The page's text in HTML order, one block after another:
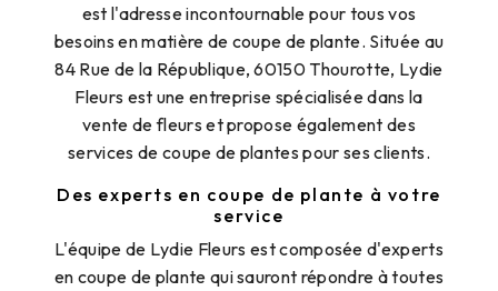
est l'adresse incontournable pour tous vos
besoins en matière de coupe de plante. Située au
84 Rue de la République, 60150 Thourotte, Lydie
Fleurs est une entreprise spécialisée dans la
vente de fleurs et propose également des
services de coupe de plantes pour ses clients.
Des experts en coupe de plante à votre
service
L'équipe de Lydie Fleurs est composée d'experts
en coupe de plante qui sauront répondre à toutes